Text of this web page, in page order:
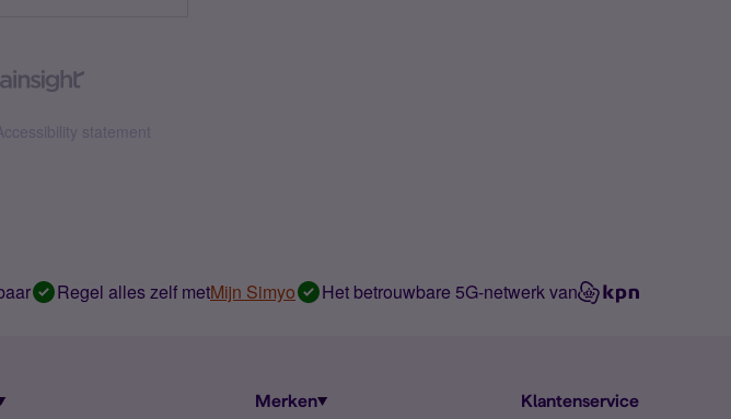
statement
Regel alles zelf metMijn Simyo Het betrouwbare 5G-netwerk van
Merken Klantenservice